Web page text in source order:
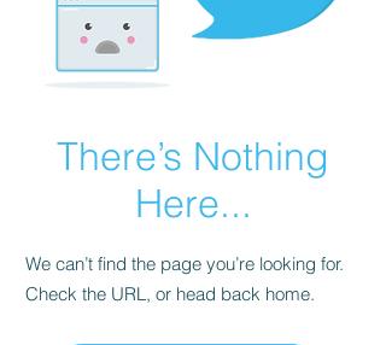
There’s Nothing
Here...
We can’t find the page you’re looking for.
Check the URL, or head back home.